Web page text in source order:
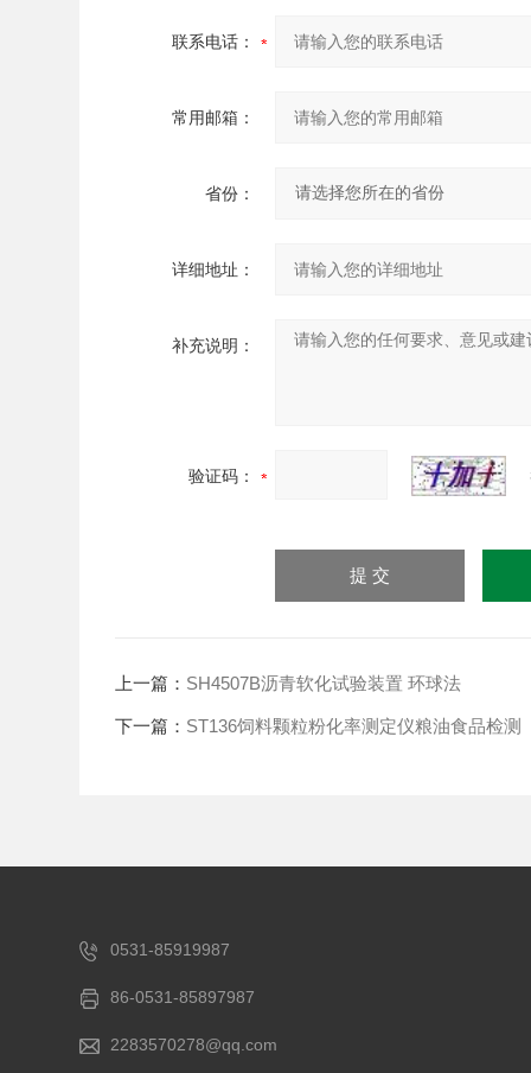
联系电话：
常用邮箱：
省份：
详细地址：
补充说明：
验证码：
上一篇： SH4507B沥青软化试验装置 环球法
下一篇： ST136饲料颗粒粉化率测定仪粮油食品检测
0531-85919987
86-0531-85897987
2283570278@qq.com